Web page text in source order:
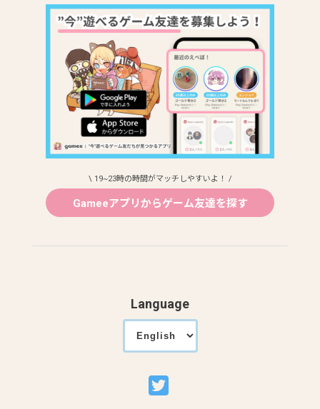
\ 19~23時の時間がマッチしやすいよ！ /
Gameeアプリからゲーム友達を探す
Language